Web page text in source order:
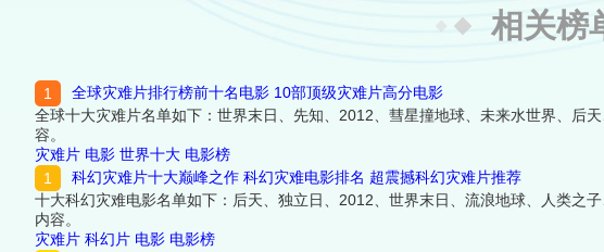
相关榜
全球灾难片排行榜前十名电影 10部顶级灾难片高分电影
全球十大灾难片名单如下：世界末日、先知、2012、彗星撞地球、未来水世界、后
容。
灾难片 电影 世界十大 电影榜
科幻灾难片十大巅峰之作 科幻灾难电影排名 超震撼科幻灾难片推荐
十大科幻灾难电影名单如下：后天、独立日、2012、世界末日、流浪地球、人类之
内容。
灾难片 科幻片 电影 电影榜